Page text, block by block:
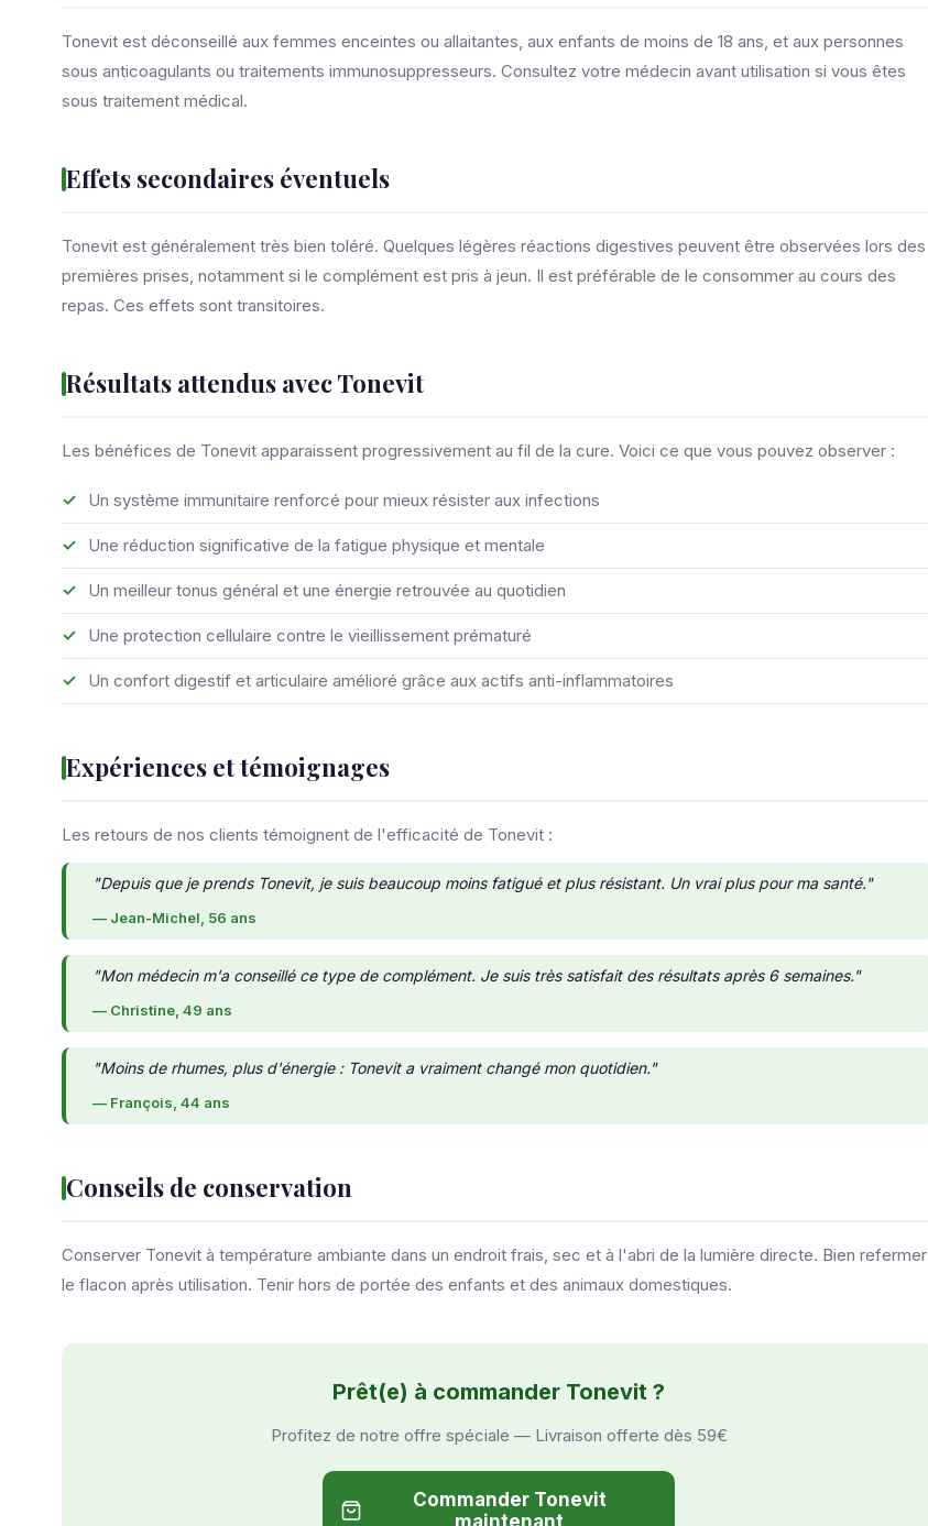
Tonevit est déconseillé aux femmes enceintes ou allaitantes, aux enfants de moins de 18 ans, et aux personnes
sous anticoagulants ou traitements immunosuppresseurs. Consultez votre médecin avant utilisation si vous êtes
sous traitement médical.
Effets secondaires éventuels
Tonevit est généralement très bien toléré. Quelques légères réactions digestives peuvent être observées lors des
premières prises, notamment si le complément est pris à jeun. Il est préférable de le consommer au cours des
repas. Ces effets sont transitoires.
Résultats attendus avec Tonevit
Les bénéfices de Tonevit apparaissent progressivement au fil de la cure. Voici ce que vous pouvez observer :
Un système immunitaire renforcé pour mieux résister aux infections
Une réduction significative de la fatigue physique et mentale
Un meilleur tonus général et une énergie retrouvée au quotidien
Une protection cellulaire contre le vieillissement prématuré
Un confort digestif et articulaire amélioré grâce aux actifs anti-inflammatoires
Expériences et témoignages
Les retours de nos clients témoignent de l'efficacité de Tonevit :
"Depuis que je prends Tonevit, je suis beaucoup moins fatigué et plus résistant. Un vrai plus pour ma santé."
— Jean-Michel, 56 ans
"Mon médecin m'a conseillé ce type de complément. Je suis très satisfait des résultats après 6 semaines."
— Christine, 49 ans
"Moins de rhumes, plus d'énergie : Tonevit a vraiment changé mon quotidien."
— François, 44 ans
Conseils de conservation
Conserver Tonevit à température ambiante dans un endroit frais, sec et à l'abri de la lumière directe. Bien refermer
le flacon après utilisation. Tenir hors de portée des enfants et des animaux domestiques.
Prêt(e) à commander Tonevit ?
Profitez de notre offre spéciale — Livraison offerte dès 59€
Commander Tonevit
maintenant